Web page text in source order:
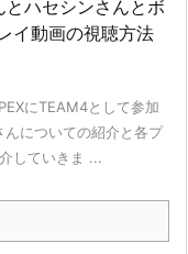
とハセシンさんとボ
イ動画の視聴方法
にTEAM4として参加
んについての紹介と各プ
していきま ...